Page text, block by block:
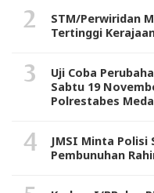
STM/Perwiridan
Tertinggi
Uji Coba
Sabtu 19
Polrestabes
JMSI Minta Polisi
Pembunuhan